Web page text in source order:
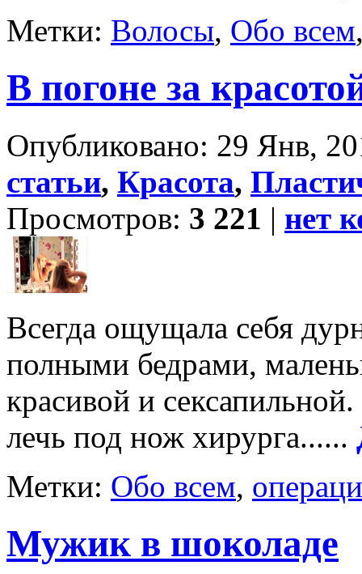
Метки: Волосы, Обо всем
В погоне за
Опубликовано: 29 Янв,
статьи, Красота,
Просмотров: 3 221 | нет
Всегда ощущала себя
полными бедрами,
красивой и
лечь под нож хирурга......
Метки: Обо всем,
Мужик в шоколаде